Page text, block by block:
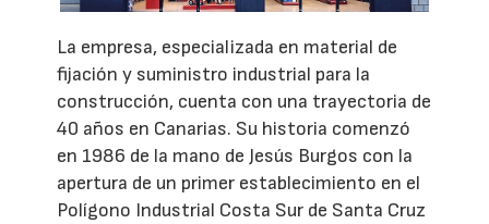
La empresa, especializada en material de
fijación y suministro industrial para la
construcción, cuenta con una trayectoria de
40 años en Canarias. Su historia comenzó
en 1986 de la mano de Jesús Burgos con la
apertura de un primer establecimiento en el
Polígono Industrial Costa Sur de Santa Cruz